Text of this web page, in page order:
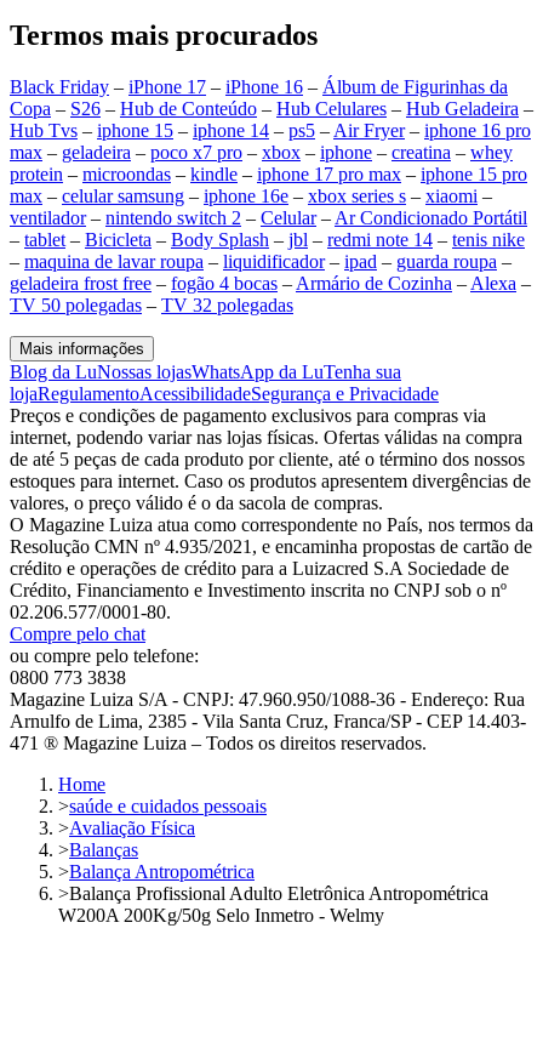
Termos mais procurados
Black Friday – iPhone 17 – iPhone 16 – Álbum de Figurinhas da
Copa – S26 – Hub de Conteúdo – Hub Celulares – Hub Geladeira –
Hub Tvs – iphone 15 – iphone 14 – ps5 – Air Fryer– iphone 16 pro
max – geladeira – poco x7 pro – xbox – iphone – creatina – whey
protein – microondas – kindle – iphone 17 pro max – iphone 15 pro
max – celular samsung – iphone 16e – xbox series s – xiaomi –
ventilador– nintendo switch 2 – Celular– Ar Condicionado Portátil
– tablet – Bicicleta – Body Splash – jbl – redmi note 14 – tenis nike
– maquina de lavar roupa – liquidificador– ipad – guarda roupa –
geladeira frost free – fogão 4 bocas – Armário de Cozinha – Alexa –
TV 50 polegadas – TV 32 polegadas
Mais informações
Blog da LuNossas lojasWhatsApp da LuTenha sua
lojaRegulamentoAcessibilidadeSegurança e Privacidade
Preços e condições de pagamento exclusivos para compras via
internet, podendo variar nas lojas físicas. Ofertas válidas na compra
de até 5 peças de cada produto por cliente, até o término dos nossos
estoques para internet. Caso os produtos apresentem divergências de
valores, o preço válido é o da sacola de compras.
O Magazine Luiza atua como correspondente no País, nos termos da
Resolução CMN nº 4.935/2021, e encaminha propostas de cartão de
crédito e operações de crédito para a Luizacred S.A Sociedade de
Crédito, Financiamento e Investimento inscrita no CNPJ sob o nº
02.206.577/0001-80.
Compre pelo chat
ou compre pelo telefone:
0800 773 3838
Magazine Luiza S/A - CNPJ: 47.960.950/1088-36 - Endereço: Rua
Arnulfo de Lima, 2385 - Vila Santa Cruz, Franca/SP - CEP 14.403-
471 ® Magazine Luiza – Todos os direitos reservados.
Home
>saúde e cuidados pessoais
>Avaliação Física
>Balanças
>Balança Antropométrica
>Balança Profissional Adulto Eletrônica Antropométrica
W200A 200Kg/50g Selo Inmetro - Welmy